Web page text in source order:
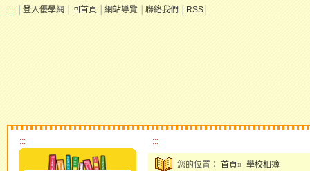
::: 登入優學網 回首頁 網站導覽 聯絡我們 RSS
::: :::
您的位置： 首頁» 學校相簿